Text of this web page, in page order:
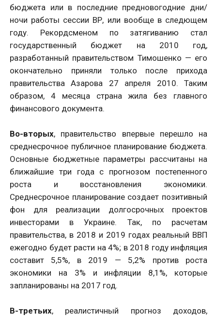
бюджета или в последние предновогодние дни/
ночи работы сессии ВР, или вообще в следющем
году. Рекордсменом по затягиванию стал
государственный бюджет на 2010 год,
разработанный правительством Тимошенко — его
окончательно приняли только после прихода
правительства Азарова 27 апреля 2010. Таким
образом, 4 месяца страна жила без главного
финансового документа.
Во-вторых, правительство впервые перешло на
среднесрочное публичное планирование бюджета.
Основные бюджетные параметры рассчитаны на
ближайшие три года с прогнозом постепенного
роста и восстановления экономики.
Среднесрочное планирование создает позитивный
фон для реализации долгосрочных проектов
инвесторами в Украине. Так, по расчетам
правительства, в 2018 и 2019 годах реальный ВВП
ежегодно будет расти на 4%; в 2018 году инфляция
составит 5,5%, в 2019 — 5,2% против роста
экономики на 3% и инфляции 8,1%, которые
запланированы на 2017 год.
В-третьих, реалистичный прогноз доходов,